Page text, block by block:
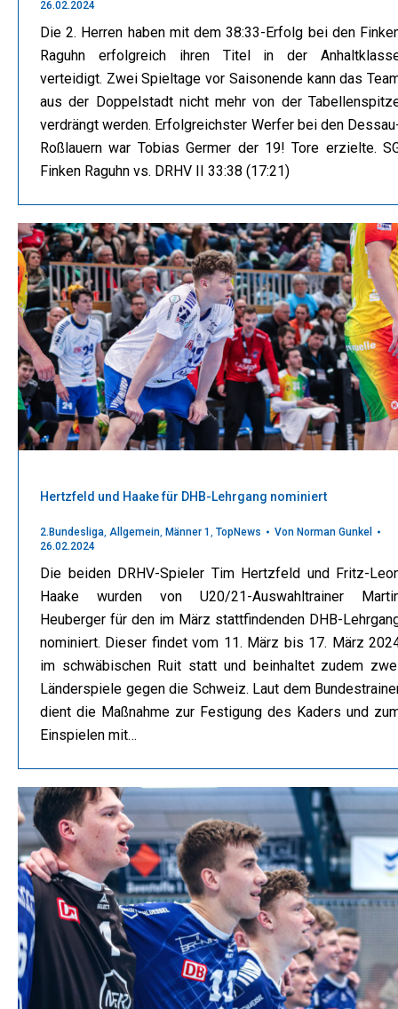
26.02.2024
Die 2. Herren haben mit dem 38:33-Erfolg bei den
Raguhn erfolgreich ihren Titel in der
verteidigt. Zwei Spieltage vor Saisonende kann das
aus der Doppelstadt nicht mehr von der
verdrängt werden. Erfolgreichster Werfer bei den
Roßlauern war Tobias Germer der 19! Tore erzielte.
Finken Raguhn vs. DRHV II 33:38 (17:21)
Hertzfeld und Haake für DHB-Lehrgang nominiert
2.Bundesliga, Allgemein, Männer 1 , TopNews Von Norman Gunkel
26.02.2024
Die beiden DRHV-Spieler Tim Hertzfeld und Fritz-
Haake wurden von U20/21-Auswahltrainer
Heuberger für den im März stattfindenden DHB-
nominiert. Dieser findet vom 11. März bis 17. März
im schwäbischen Ruit statt und beinhaltet zudem
Länderspiele gegen die Schweiz. Laut dem
dient die Maßnahme zur Festigung des Kaders und
Einspielen mit…